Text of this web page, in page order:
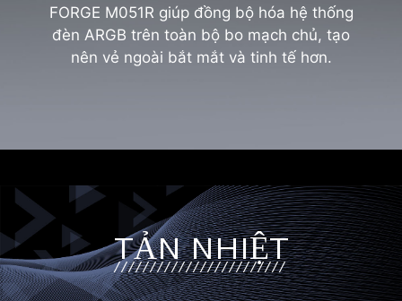
FORGE M051R giúp đồng bộ hóa hệ thống
đèn ARGB trên toàn bộ bo mạch chủ, tạo
nên vẻ ngoài bắt mắt và tinh tế hơn.
TẢN NHIỆT